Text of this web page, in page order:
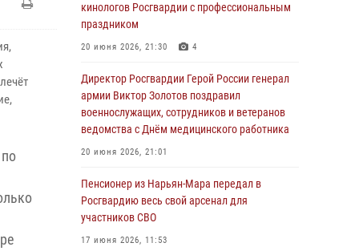
кинологов Росгвардии с профессиональным
праздником
20 июня 2026, 21:30 4
Директор Росгвардии Герой России генерал
армии Виктор Золотов поздравил
военнослужащих, сотрудников и ветеранов
ведомства с Днём медицинского работника
20 июня 2026, 21:01
Пенсионер из Нарьян-Мара передал в
Росгвардию весь свой арсенал для
участников СВО
17 июня 2026, 11:53